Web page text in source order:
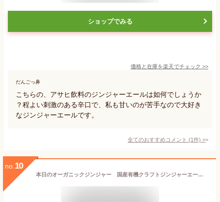
ショップでみる
価格と在庫を楽天でチェック >>
だんごっ鼻
こちらの、アサヒ飲料のジンジャーエールは如何でしょうか
？程よい刺激のある辛口で、私も甘いのが苦手なので大好き
なジンジャーエールです。
全てのおすすめコメント (1件) >
no. 10
本日のオーガニックジンジャー 国産有機クラフトジンジャーエール (ほどけるブルー, 1個)